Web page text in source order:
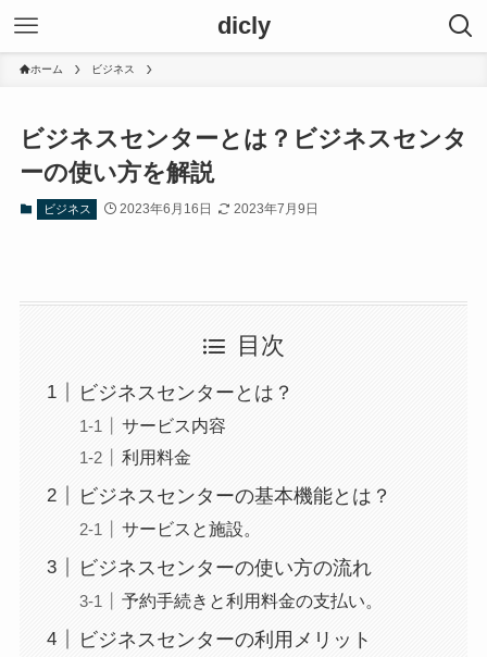
dicly
ホーム ビジネス
ビジネスセンターとは？ビジネスセンタ
ーの使い方を解説
ビジネス 2023年6月16日 2023年7月9日
目次
ビジネスセンターとは？
サービス内容
利用料金
ビジネスセンターの基本機能とは？
サービスと施設。
ビジネスセンターの使い方の流れ
予約手続きと利用料金の支払い。
ビジネスセンターの利用メリット